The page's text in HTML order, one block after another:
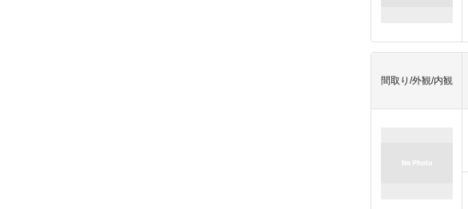
間取り/外観/内観